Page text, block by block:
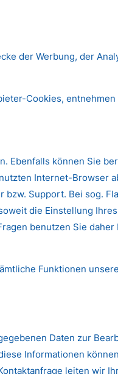
der Werbung, der
Cookies,
Ebenfalls können Sie
Internet-Browser
Support. Bei sog.
die Einstellung
benutzen Sie
Funktionen
Daten zur
Informationen
leiten wir